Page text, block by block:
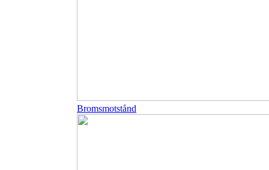
Bromsmotstånd